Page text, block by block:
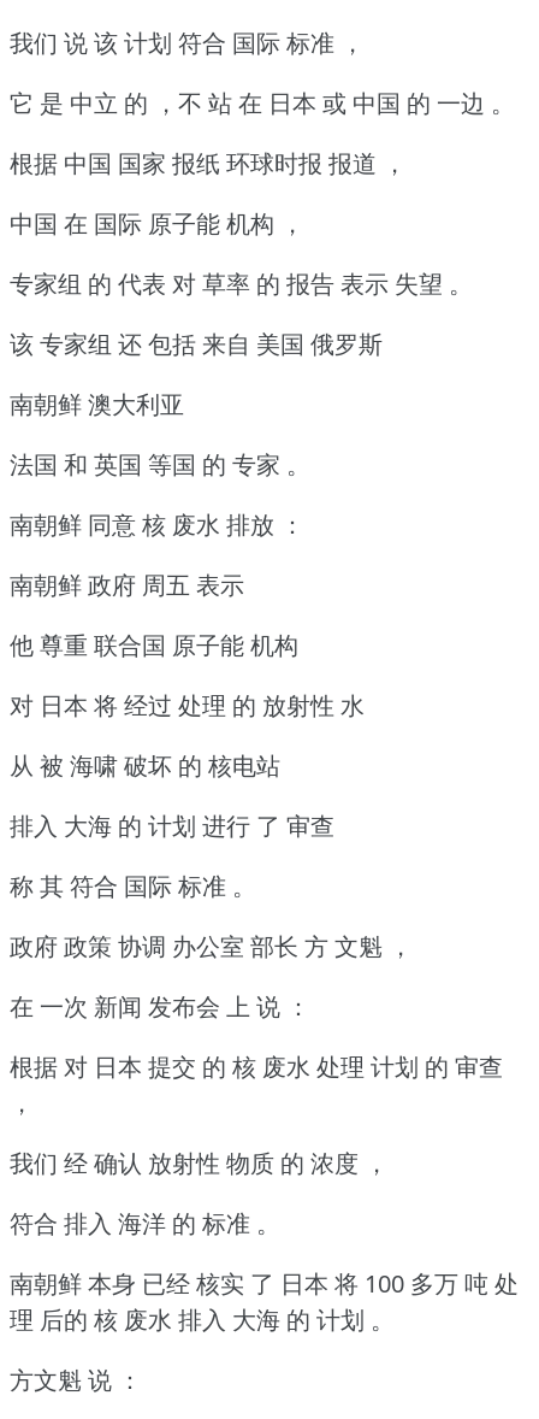
我们 说 该 计划 符合 国际 标准 ，
它 是 中立 的 ，不 站 在 日本 或 中国 的 一边 。
根据 中国 国家 报纸 环球时报 报道 ，
中国 在 国际 原子能 机构 ，
专家组 的 代表 对 草率 的 报告 表示 失望 。
该 专家组 还 包括 来自 美国 俄罗斯
南朝鲜 澳大利亚
法国 和 英国 等国 的 专家 。
南朝鲜 同意 核 废水 排放 ：
南朝鲜 政府 周五 表示
他 尊重 联合国 原子能 机构
对 日本 将 经过 处理 的 放射性 水
从 被 海啸 破坏 的 核电站
排入 大海 的 计划 进行 了 审查
称 其 符合 国际 标准 。
政府 政策 协调 办公室 部长 方 文魁 ，
在 一次 新闻 发布会 上 说 ：
根据 对 日本 提交 的 核 废水 处理 计划 的 审查
，
我们 经 确认 放射性 物质 的 浓度 ，
符合 排入 海洋 的 标准 。
南朝鲜 本身 已经 核实 了 日本 将 100 多万 吨 处
理 后的 核 废水 排入 大海 的 计划 。
方文魁 说 ：